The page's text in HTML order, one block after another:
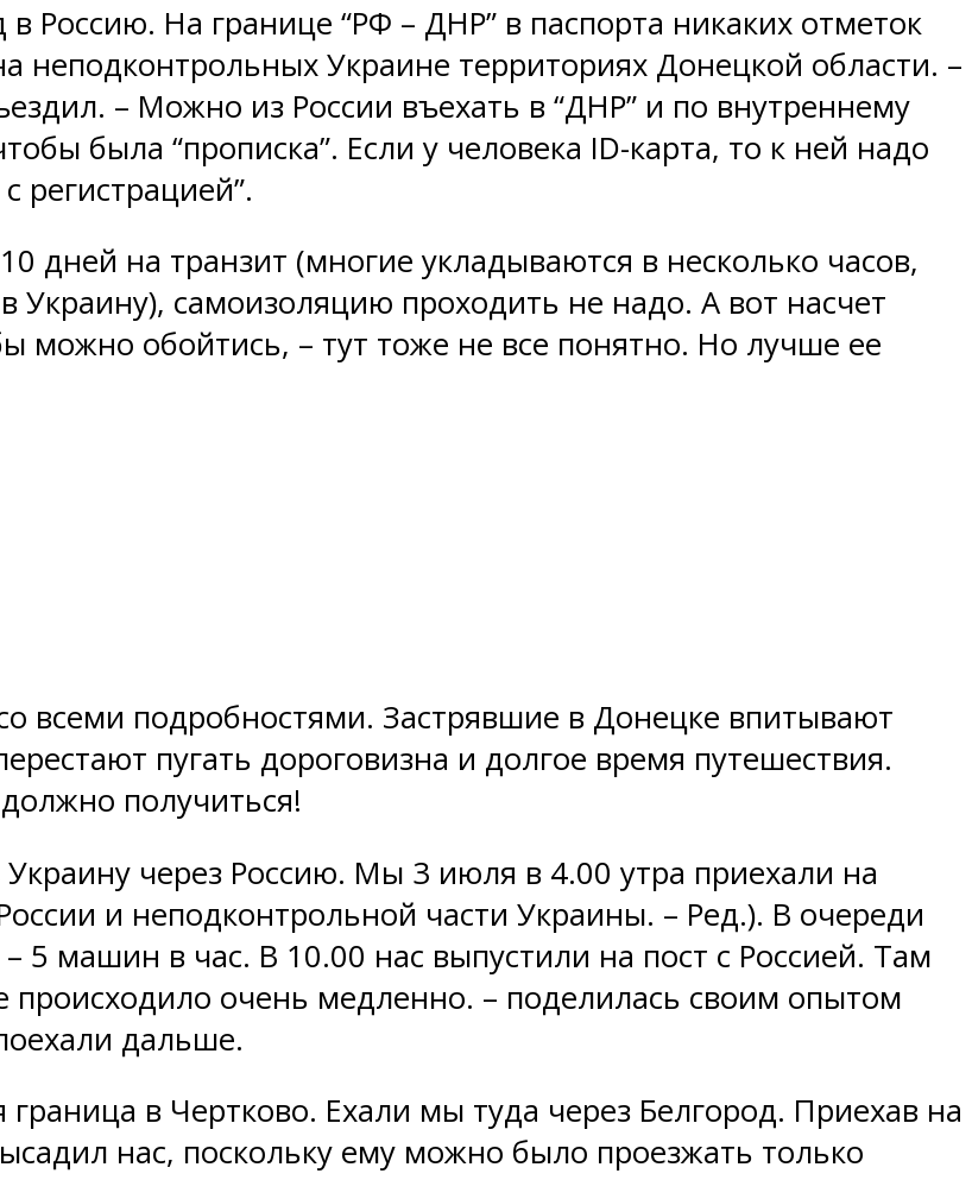
в Россию. На границе “РФ – ДНР” в паспорта никаких отметок
неподконтрольных Украине территориях Донецкой области. –
– Можно из России въехать в “ДНР” и по внутреннему
была “прописка”. Если у человека ID-карта, то к ней надо
регистрацией”.
дней на транзит (многие укладываются в несколько часов,
Украину), самоизоляцию проходить не надо. А вот насчет
можно обойтись, – тут тоже не все понятно. Но лучше ее
всеми подробностями. Застрявшие в Донецке впитывают
пугать дороговизна и долгое время путешествия.
получиться!
Украину через Россию. Мы 3 июля в 4.00 утра приехали на
и неподконтрольной части Украины. – Ред.). В очереди
5 машин в час. В 10.00 нас выпустили на пост с Россией. Там
происходило очень медленно. – поделилась своим опытом
дальше.
в Чертково. Ехали мы туда через Белгород. Приехав на
нас, поскольку ему можно было проезжать только